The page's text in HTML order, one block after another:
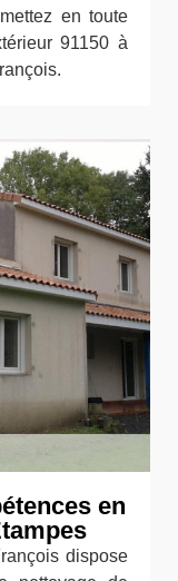
en toute
91150 à
en
dispose